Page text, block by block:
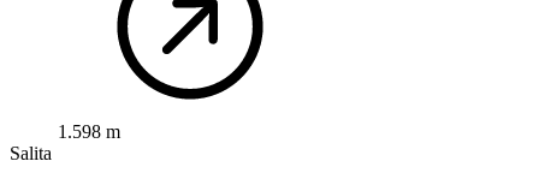
1.598 m
Salita